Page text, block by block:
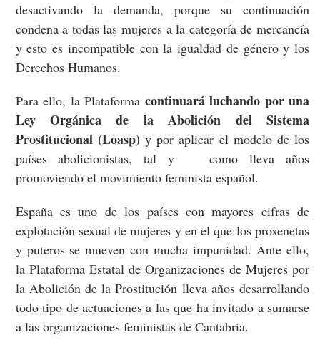
desactivando la demanda, porque su continuación
condena a todas las mujeres a la categoría de mercancía
y esto es incompatible con la igualdad de género y los
Derechos Humanos.
Para ello, la Plataforma continuará luchando por una
Ley Orgánica de la Abolición del Sistema
Prostitucional (Loasp) y por aplicar el modelo de los
países abolicionistas, tal y como lleva años
promoviendo el movimiento feminista español.
España es uno de los países con mayores cifras de
explotación sexual de mujeres y en el que los proxenetas
y puteros se mueven con mucha impunidad. Ante ello,
la Plataforma Estatal de Organizaciones de Mujeres por
la Abolición de la Prostitución lleva años desarrollando
todo tipo de actuaciones a las que ha invitado a sumarse
a las organizaciones feministas de Cantabria.